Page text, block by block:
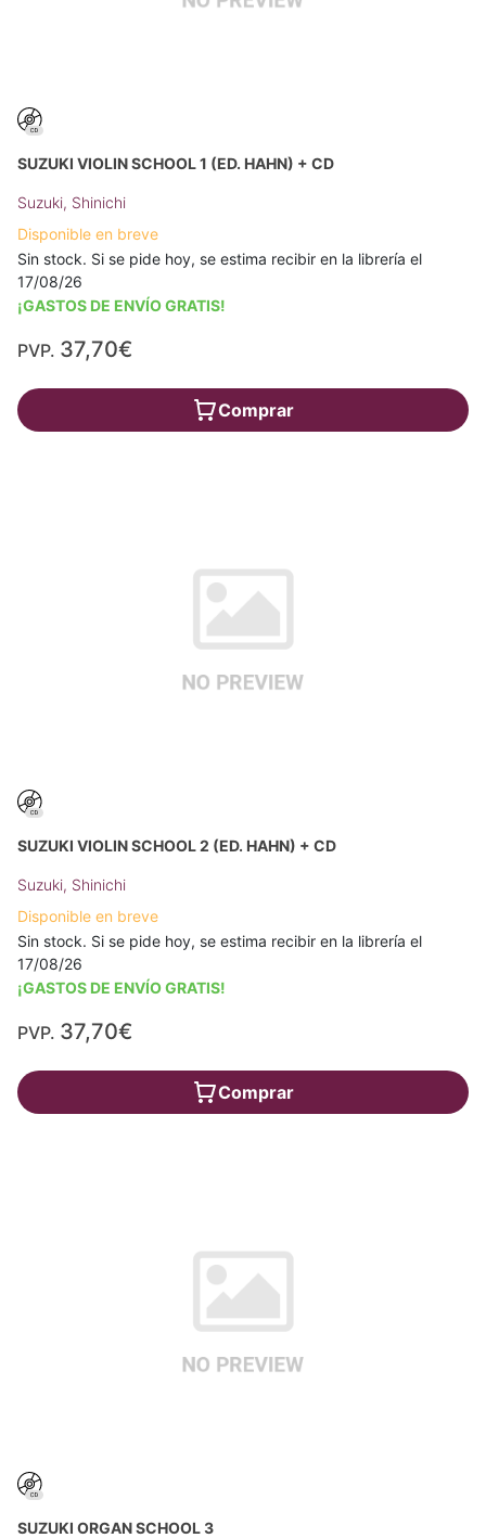
SUZUKI VIOLIN SCHOOL 1 (ED. HAHN) + CD
Suzuki, Shinichi
Disponible en breve
Sin stock. Si se pide hoy, se estima recibir en la librería el
17/08/26
¡GASTOS DE ENVÍO GRATIS!
PVP. 37,70€
Comprar
SUZUKI VIOLIN SCHOOL 2 (ED. HAHN) + CD
Suzuki, Shinichi
Disponible en breve
Sin stock. Si se pide hoy, se estima recibir en la librería el
17/08/26
¡GASTOS DE ENVÍO GRATIS!
PVP. 37,70€
Comprar
SUZUKI ORGAN SCHOOL 3